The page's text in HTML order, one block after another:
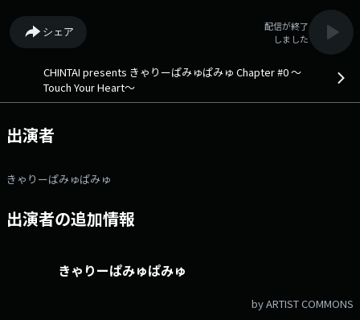
Ｃｈａｐｔｅｒ#0」 先週に引き続き芸人の【 小島よしお 】さんをお
迎えします！ 今回は”二人の共通点”について語ります！ きゃりーに救
世主が…！？ さらに小島さんの背中を押す”作品”についてもお伺いしま
す。 ◆アーティストとして活躍するきゃりーぱみゅぱみゅが、自分自
身の趣味や興味について語ったり、今輝いているゲストをお迎えしたりし
ながら、様々なエピソードを1冊の本に見立て紐解いていきます。リスナ
きっかけを見つけていきます。◆ Xハッシュタグは「#エフエムアイ
チ」 Xアカウントは「@FMAICHI」
シェア
配信が終了
しました
CHINTAI presents きゃりーぱみゅぱみゅ Chapter #0 ～
Touch Your Heart～
出演者
きゃりーぱみゅぱみゅ
出演者の追加情報
きゃりーぱみゅぱみゅ
by ARTIST COMMONS